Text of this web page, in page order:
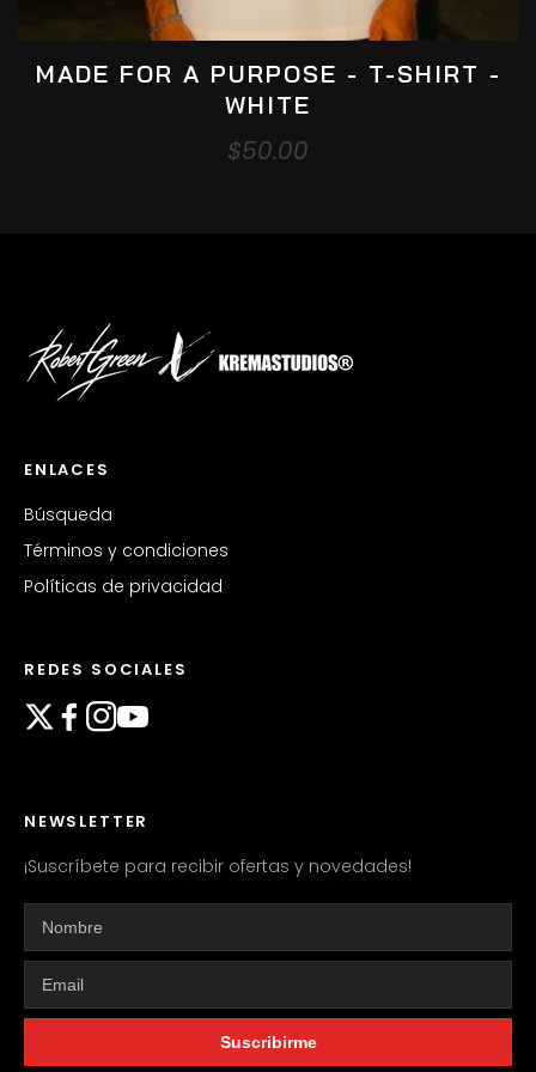
Agregar Al Carrito
MADE FOR A PURPOSE - T-SHIRT -
WHITE
Precio
$50.00
ENLACES
Búsqueda
Términos y condiciones
Políticas de privacidad
REDES SOCIALES
NEWSLETTER
¡Suscríbete para recibir ofertas y novedades!
Suscribirme